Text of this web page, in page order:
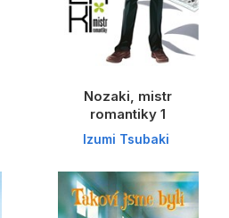
Nozaki, mistr
romantiky 1
Izumi Tsubaki